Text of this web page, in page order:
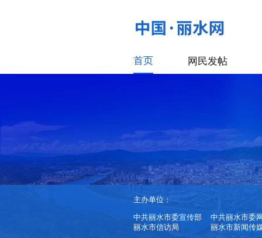
首页 网民发帖
主办单位：
中共丽水市委宣传部
中共丽水市委
丽水市信访局
丽水市新闻传